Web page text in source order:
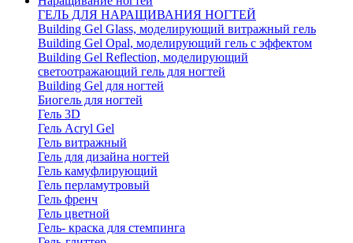
ГЕЛЬ ДЛЯ НАРАЩИВАНИЯ НОГТЕЙ
Building Gel Glass, моделирующий витражный гель
Building Gel Opal, моделирующий гель с эффектом
Building Gel Reflection, моделирующий
светоотражающий гель для ногтей
Building Gel для ногтей
Биогель для ногтей
Гель 3D
Гель Acryl Gel
Гель витражный
Гель для дизайна ногтей
Гель камуфлирующий
Гель перламутровый
Гель френч
Гель цветной
Гель- краска для стемпинга